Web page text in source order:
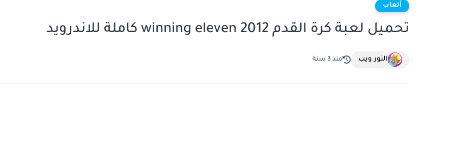
ألعاب
تحميل لعبة كرة القدم winning eleven 2012 كاملة للاندرويد
النور ويب منذ 3 سنة